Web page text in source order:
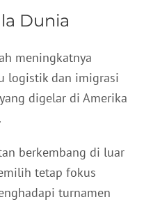
Dunia
meningkatnya
logistik dan imigrasi
digelar di Amerika
berkembang di luar
tetap fokus
turnamen